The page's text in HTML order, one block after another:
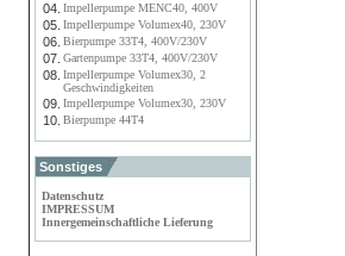
04. Impellerpumpe MENC40, 400V
05. Impellerpumpe Volumex40, 230V
06. Bierpumpe 33T4, 400V/230V
07. Gartenpumpe 33T4, 400V/230V
08. Impellerpumpe Volumex30, 2
Geschwindigkeiten
09. Impellerpumpe Volumex30, 230V
10. Bierpumpe 44T4
Sonstiges
Datenschutz
IMPRESSUM
Innergemeinschaftliche Lieferung